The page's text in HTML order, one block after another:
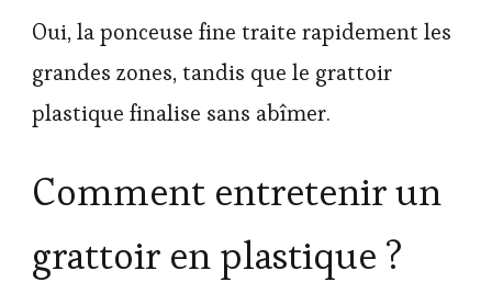
Oui, la ponceuse fine traite rapidement les
grandes zones, tandis que le grattoir
plastique finalise sans abîmer.
Comment entretenir un
grattoir en plastique ?